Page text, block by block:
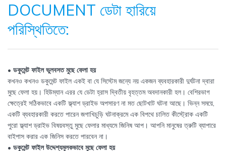
DOCUMENT ডেটা হারিয়ে
পরিস্থিতিতে:
• ডকুমেন্ট ফাইল ভুলবসত মুছে ফেলা হয়
কখনও কখনও ডকুমেন্ট ফাইল একই বা যে সিস্টেম জন্যে নয় একজন ব্যবহারকারী দুর্ঘটনা দ্বারা
মুছে ফেলা হয়। হিউম্যান এরর যে ডেটা হ্রাস দ্বিতীয় বৃহত্তম অবদানকারী হল। বেশিরভাগ
ক্ষেত্রেই সঠিকভাবে একটি ফ্ল্যাশ ড্রাইভ অপসারণ না মত ছোটখাট ঘটনা আছে। ভিন্ন সময়ে,
একটি ব্যবহারকারী করতে পারেন জগাখিচুড়ি ঘটনাক্রমে এক বিপথে চালিত কীস্ট্রোক একটি
পুরো ফ্ল্যাশ ড্রাইভ বিষয়বস্তু মুছে ফেলার মাধ্যমে জিনিষ আপ। আপনি মানুষের ত্রুটি ব্যাপারে
বাইপাস করার এক জিনিস করতে পারবেন না।
• ডকুমেন্ট ফাইল উদ্দেশ্যমূলকভাবে মুছে ফেলা হয়